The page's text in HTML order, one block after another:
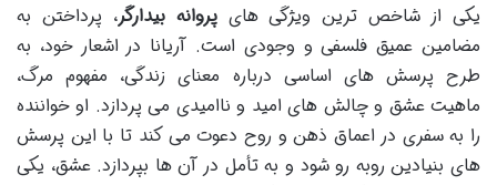
یکی از شاخص ترین ویژگی هایپروانه بیدارگر، پرداختن به
مضامین عمیق فلسفی و وجودی است. آریانا در اشعار خود، به
طرح پرسش های اساسی درباره معنای زندگی، مفهوم مرگ،
ماهیت عشق و چالش های امید و ناامیدی می پردازد. او خواننده
را به سفری در اعماق ذهن و روح دعوت می کند تا با این پرسش
های بنیادین روبه رو شود و به تأمل در آن ها بپردازد. عشق، یکی